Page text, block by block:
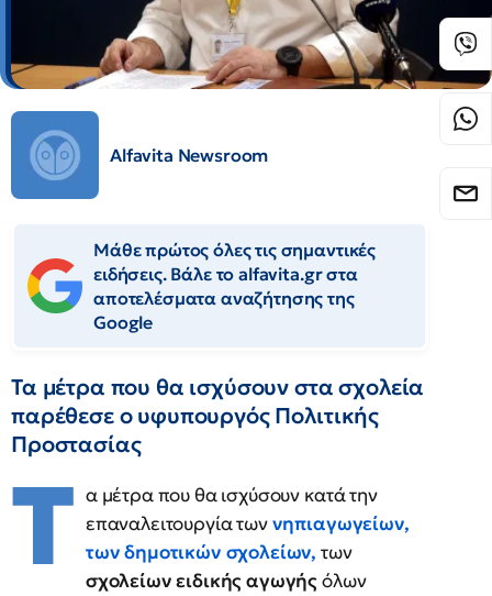
Alfavita Newsroom
Μάθε πρώτος όλες τις σημαντικές
ειδήσεις. Βάλε το alfavita.gr στα
αποτελέσματα αναζήτησης της
Google
Τα μέτρα που θα ισχύσουν στα σχολεία
παρέθεσε ο υφυπουργός Πολιτικής
Προστασίας
Τ α μέτρα που θα ισχύσουν κατά την
επαναλειτουργία τωννηπιαγωγείων,
των δημοτικών σχολείων, των
σχολείων ειδικής αγωγήςόλων